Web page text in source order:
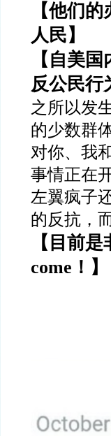
【他们
人民】
【自美
反公民行
之所以发
的少数群
对你、我
事情正在
左翼疯子
的反抗，
【目前
come ！】